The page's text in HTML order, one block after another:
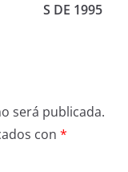
S DE 1995
será publicada.
con *